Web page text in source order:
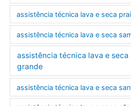
assistência técnica lava e seca
assistência técnica lava e seca
assistência técnica lava e seca
grande
assistência técnica lava e seca